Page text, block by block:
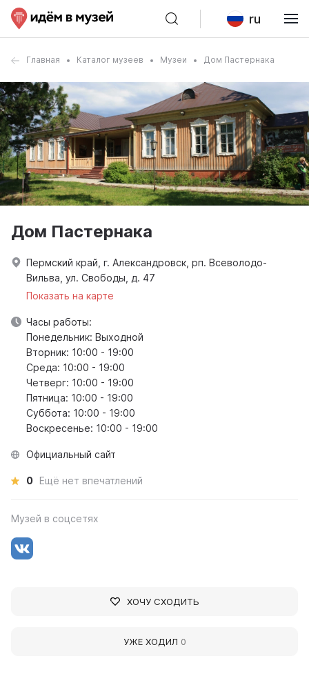
ru
Главная Каталог музеев Музеи Дом Пастернака
Дом Пастернака
Пермский край, г. Александровск, рп. Всеволодо-
Вильва, ул. Свободы, д. 47
Показать на карте
Часы работы:
Понедельник: Выходной
Вторник: 10:00 - 19:00
Среда: 10:00 - 19:00
Четверг: 10:00 - 19:00
Пятница: 10:00 - 19:00
Суббота: 10:00 - 19:00
Воскресенье: 10:00 - 19:00
Официальный сайт
0 Ещё нет впечатлений
Музей в соцсетях
ХОЧУ СХОДИТЬ
УЖЕ ХОДИЛ 0